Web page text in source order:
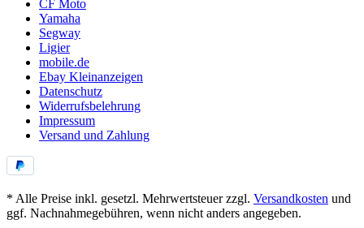
CF Moto
Yamaha
Segway
Ligier
mobile.de
Ebay Kleinanzeigen
Datenschutz
Widerrufsbelehrung
Impressum
Versand und Zahlung
* Alle Preise inkl. gesetzl. Mehrwertsteuer zzgl. Versandkosten und
ggf. Nachnahmegebühren, wenn nicht anders angegeben.